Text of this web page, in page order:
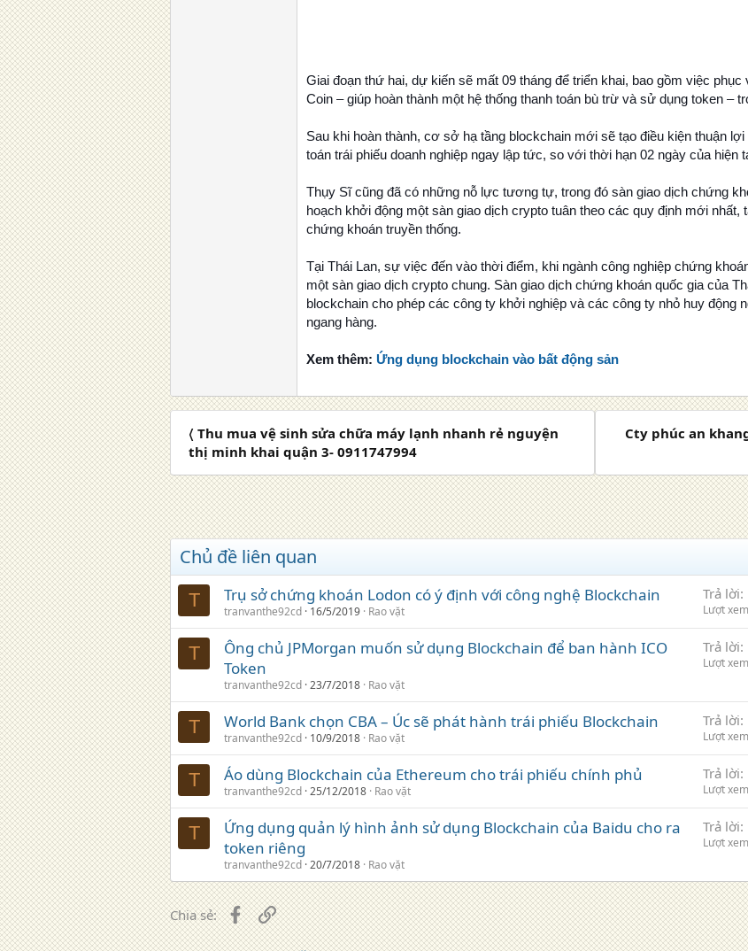
Giai đoạn thứ hai, dự kiến sẽ mất 09 tháng để triển khai, bao gồm việc
Coin – giúp hoàn thành một hệ thống thanh toán bù trừ và sử dụng token –
Sau khi hoàn thành, cơ sở hạ tầng blockchain mới sẽ tạo điều kiện thuận
toán trái phiếu doanh nghiệp ngay lập tức, so với thời hạn 02 ngày của hiện
Thụy Sĩ cũng đã có những nỗ lực tương tự, trong đó sàn giao dịch chứng
hoạch khởi động một sàn giao dịch crypto tuân theo các quy định mới nhất,
chứng khoán truyền thống.
Tại Thái Lan, sự việc đến vào thời điểm, khi ngành công nghiệp chứng
một sàn giao dịch crypto chung. Sàn giao dịch chứng khoán quốc gia của
blockchain cho phép các công ty khởi nghiệp và các công ty nhỏ huy động
ngang hàng.
Xem thêm: Ứng dụng blockchain vào bất động sản
〈 Thu mua vệ sinh sửa chữa máy lạnh nhanh rẻ nguyện
thị minh khai quận 3- 0911747994
Cty phúc an
Chủ đề liên quan
T Trụ sở chứng khoán Lodon có ý định với công nghệ Blockchain
tranvanthe92cd 16/5/2019 Rao vặt
Trả lời
Lượt xem
T
Ông chủ JPMorgan muốn sử dụng Blockchain để ban hành ICO
Token
tranvanthe92cd 23/7/2018 Rao vặt
Trả lời
Lượt xem
T World Bank chọn CBA – Úc sẽ phát hành trái phiếu Blockchain
tranvanthe92cd 10/9/2018 Rao vặt
Trả lời
Lượt xem
T Áo dùng Blockchain của Ethereum cho trái phiếu chính phủ
tranvanthe92cd 25/12/2018 Rao vặt
Trả lời
Lượt xem
T
Ứng dụng quản lý hình ảnh sử dụng Blockchain của Baidu cho ra
token riêng
tranvanthe92cd 20/7/2018 Rao vặt
Trả lời
Lượt xem
Chia sẻ: Facebook
Liên kết